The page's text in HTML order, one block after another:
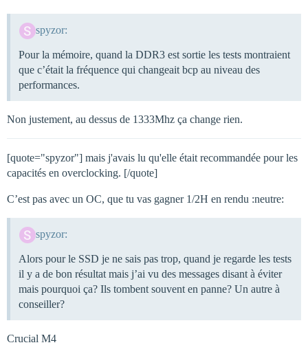
spyzor:
Pour la mémoire, quand la DDR3 est sortie les tests montraient
que c’était la fréquence qui changeait bcp au niveau des
performances.
Non justement, au dessus de 1333Mhz ça change rien.
[quote="spyzor"] mais j'avais lu qu'elle était recommandée pour les
capacités en overclocking. [/quote]
C’est pas avec un OC, que tu vas gagner 1/2H en rendu :neutre:
spyzor:
Alors pour le SSD je ne sais pas trop, quand je regarde les tests
il y a de bon résultat mais j’ai vu des messages disant à éviter
mais pourquoi ça? Ils tombent souvent en panne? Un autre à
conseiller?
Crucial M4